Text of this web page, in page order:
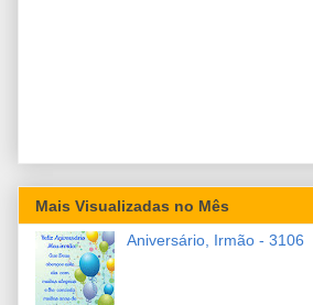
Mais Visualizadas no Mês
Aniversário, Irmão - 3106